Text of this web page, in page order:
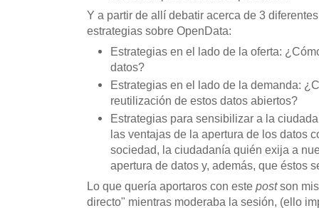
Y a partir de allí debatir acerca de 3
estrategias sobre OpenData:
Estrategias en el lado de la oferta:
datos?
Estrategias en el lado de la demanda:
reutilización de estos datos abiertos?
Estrategias para sensibilizar a la
las ventajas de la apertura de los datos
sociedad, la ciudadanía quién exija a
apertura de datos y, además, que éstos
Lo que quería aportaros con este postson
directo" mientras moderaba la sesión, (ello